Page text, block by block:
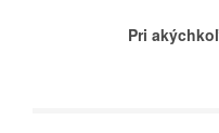
Pri